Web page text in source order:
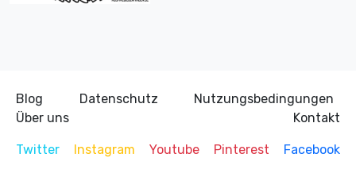
Blog Datenschutz
Nutzungsbedingungen
Über uns
Kontakt
Twitter Instagram Youtube Pinterest Facebook